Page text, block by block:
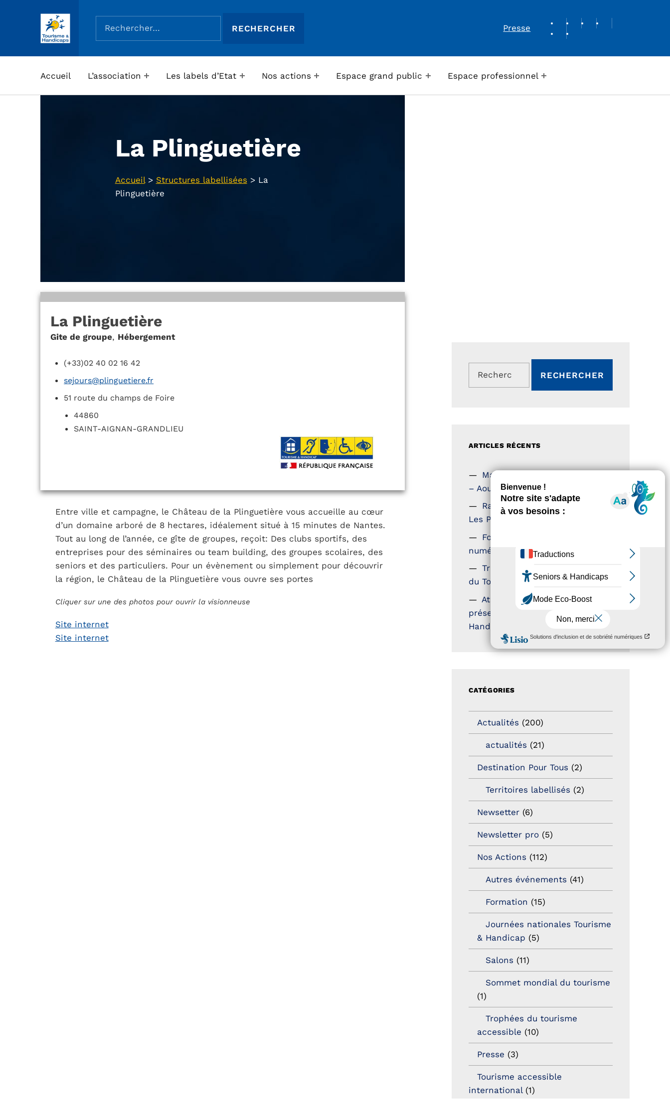
ASSOCIATION TOURISME ET HANDICAPS
Rechercher :
Presse
REVUE DE PRESSE
Accueil L’association Les labels d’Etat Nos actions Espace grand public Espace professionnel
La Plinguetière
Accueil> Structures labellisées > La
Plinguetière
La Plinguetière
Gite de groupe, Hébergement
(+33)02 40 02 16 42
sejours@plinguetiere.fr
51 route du champs de Foire
44860
SAINT-AIGNAN-GRANDLIEU
Entre ville et campagne, le Château de la Plinguetière vous accueille au cœur
d’un domaine arboré de 8 hectares, idéalement situé à 15 minutes de Nantes.
Tout au long de l’année, ce gîte de groupes, reçoit: Des clubs sportifs, des
entreprises pour des séminaires ou team building, des groupes scolaires, des
seniors et des particuliers. Pour un évènement ou simplement pour découvrir
la région, le Château de la Plinguetière vous ouvre ses portes
Cliquer sur une des photos pour ouvrir la visionneuse
Site internet
Site internet
Rechercher :
ARTICLES RÉCENTS
Magazine Tourisme Accessible
– Aout 2026
Rallye Aicha des Gazelles –
Les Petillantes
Formation Communication
numérique
Trophées Horizons – Acteurs
du Tourisme Durable
Atout France – flyer
présentation label Tourisme &
Handicap
CATÉGORIES
Actualités (200)
actualités (21)
Destination Pour Tous (2)
Territoires labellisés (2)
Newsetter (6)
Newsletter pro (5)
Nos Actions (112)
Autres événements (41)
Formation (15)
Journées nationales Tourisme
& Handicap (5)
Salons (11)
Sommet mondial du tourisme
(1)
Trophées du tourisme
accessible (10)
Presse (3)
Tourisme accessible
international(1)